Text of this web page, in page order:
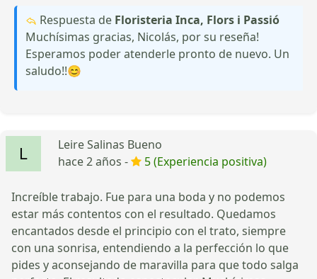
Respuesta de Floristeria Inca, Flors i Passió
Muchísimas gracias, Nicolás, por su reseña!
Esperamos poder atenderle pronto de nuevo. Un
saludo!!😊
Leire Salinas Bueno
hace 2 años -
5 (Experiencia positiva)
Increíble trabajo. Fue para una boda y no podemos
estar más contentos con el resultado. Quedamos
encantados desde el principio con el trato, siempre
con una sonrisa, entendiendo a la perfección lo que
pides y aconsejando de maravilla para que todo salga